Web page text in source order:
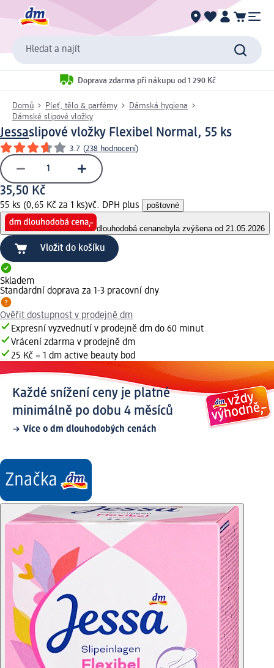
Hledat a najít
Doprava zdarma při nákupu od 1 290 Kč
Domů Pleť, tělo & parfémy
Dámská hygiena
Dámské slipové vložky
Jessaslipové vložky Flexibel Normal, 55 ks
3.7 (238 hodnocení)
35,50 Kč
55 ks (0,65 Kč za 1 ks)vč. DPH plus poštovné
dlouhodobá cenanebyla zvýšena od 21.05.2026
Vložit do košíku
Skladem
Standardní doprava za 1-3 pracovní dny
Ověřit dostupnost v prodejně dm
Expresní vyzvednutí v prodejně dm do 60 minut
Vrácení zdarma v prodejně dm
25 Kč = 1 dm active beauty bod
Každé snížení ceny je platné
minimálně po dobu 4 měsíců
Více o dm dlouhodobých cenách